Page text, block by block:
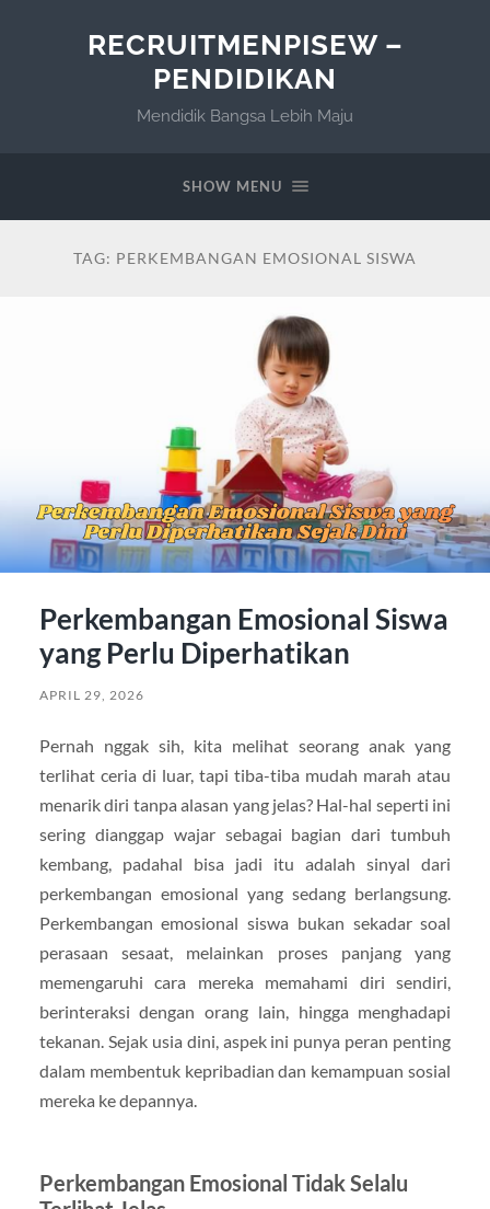
RECRUITMENPISEW –
PENDIDIKAN
Mendidik Bangsa Lebih Maju
SHOW MENU
TAG: PERKEMBANGAN EMOSIONAL SISWA
Perkembangan Emosional Siswa
yang Perlu Diperhatikan
APRIL 29, 2026
Pernah nggak sih, kita melihat seorang anak yang
terlihat ceria di luar, tapi tiba-tiba mudah marah atau
menarik diri tanpa alasan yang jelas? Hal-hal seperti ini
sering dianggap wajar sebagai bagian dari tumbuh
kembang, padahal bisa jadi itu adalah sinyal dari
perkembangan emosional yang sedang berlangsung.
Perkembangan emosional siswa bukan sekadar soal
perasaan sesaat, melainkan proses panjang yang
memengaruhi cara mereka memahami diri sendiri,
berinteraksi dengan orang lain, hingga menghadapi
tekanan. Sejak usia dini, aspek ini punya peran penting
dalam membentuk kepribadian dan kemampuan sosial
mereka ke depannya.
Perkembangan Emosional Tidak Selalu